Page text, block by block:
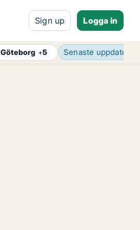
Sign up Logga in
Göteborg +5 Senaste